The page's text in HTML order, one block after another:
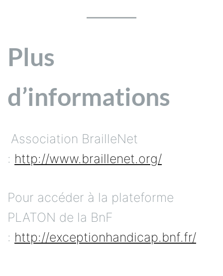
Plus
d’informations
Association BrailleNet
: http://www.braillenet.org/
Pour accéder à la plateforme
PLATON de la BnF
: http://exceptionhandicap.bnf.fr/